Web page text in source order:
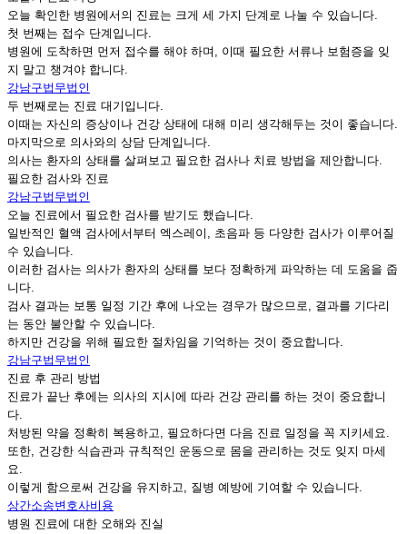
오늘 확인한 병원에서의 진료는 크게 세 가지 단계로 나눌 수 있습니다.
첫 번째는 접수 단계입니다.
병원에 도착하면 먼저 접수를 해야 하며, 이때 필요한 서류나 보험증을 잊
지 말고 챙겨야 합니다.
강남구법무법인
두 번째로는 진료 대기입니다.
이때는 자신의 증상이나 건강 상태에 대해 미리 생각해두는 것이 좋습니다.
마지막으로 의사와의 상담 단계입니다.
의사는 환자의 상태를 살펴보고 필요한 검사나 치료 방법을 제안합니다.
필요한 검사와 진료
강남구법무법인
오늘 진료에서 필요한 검사를 받기도 했습니다.
일반적인 혈액 검사에서부터 엑스레이, 초음파 등 다양한 검사가 이루어질
수 있습니다.
이러한 검사는 의사가 환자의 상태를 보다 정확하게 파악하는 데 도움을 줍
니다.
검사 결과는 보통 일정 기간 후에 나오는 경우가 많으므로, 결과를 기다리
는 동안 불안할 수 있습니다.
하지만 건강을 위해 필요한 절차임을 기억하는 것이 중요합니다.
강남구법무법인
진료 후 관리 방법
진료가 끝난 후에는 의사의 지시에 따라 건강 관리를 하는 것이 중요합니
다.
처방된 약을 정확히 복용하고, 필요하다면 다음 진료 일정을 꼭 지키세요.
또한, 건강한 식습관과 규칙적인 운동으로 몸을 관리하는 것도 잊지 마세
요.
이렇게 함으로써 건강을 유지하고, 질병 예방에 기여할 수 있습니다.
상간소송변호사비용
병원 진료에 대한 오해와 진실